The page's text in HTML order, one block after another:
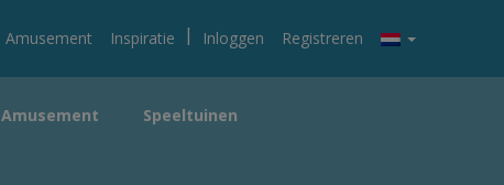
Amusement Inspiratie | Inloggen Registreren
Amusement
Speeltuinen